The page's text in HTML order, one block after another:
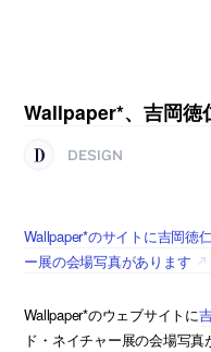
Wallpaper*、吉岡徳
DESIGN
Wallpaper*のサイトに吉岡徳
ー展の会場写真があります
Wallpaper*のウェブサイトに
ド・ネイチャー展の会場写